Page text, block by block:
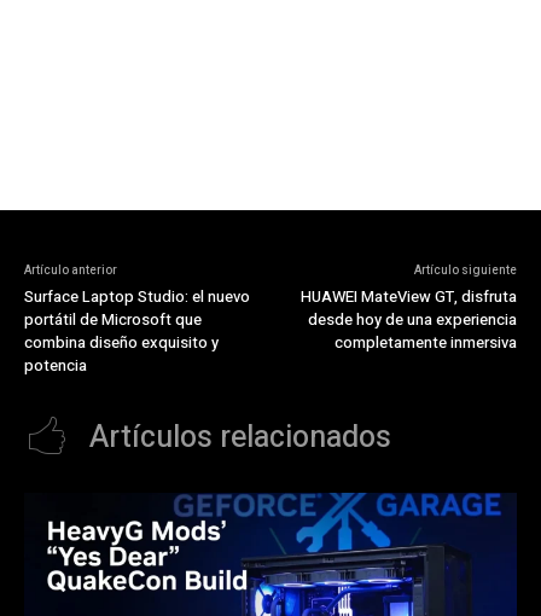
Artículo anterior
Surface Laptop Studio: el nuevo
portátil de Microsoft que
combina diseño exquisito y
potencia
Artículo siguiente
HUAWEI MateView GT, disfruta
desde hoy de una experiencia
completamente inmersiva
Artículos relacionados